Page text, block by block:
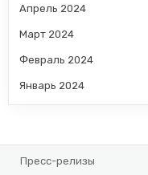
Апрель 2024
Март 2024
Февраль 2024
Январь 2024
Пресс-релизы